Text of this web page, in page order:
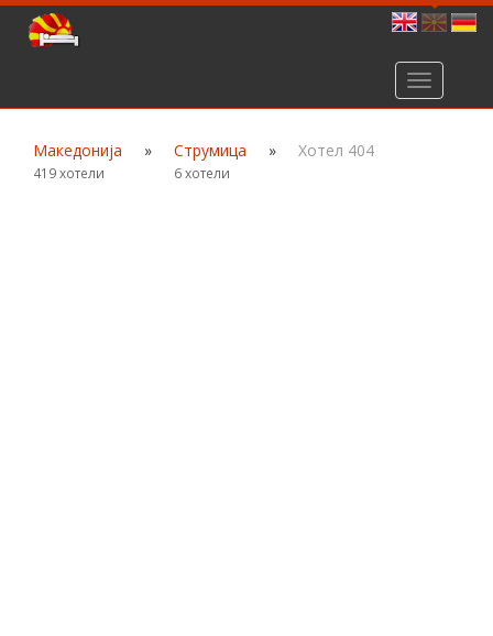
Toggle
navigation
Македонија
419 хотели
» Струмица
6 хотели
» Хотел 404